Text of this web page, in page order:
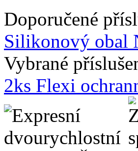
Doporučené
Silikonový obal
Vybrané
2ks Flexi